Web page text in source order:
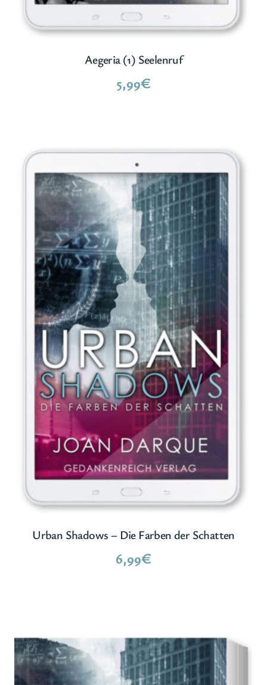
Aegeria (1) Seelenruf
5,99€
Urban Shadows – Die Farben der Schatten
6,99€